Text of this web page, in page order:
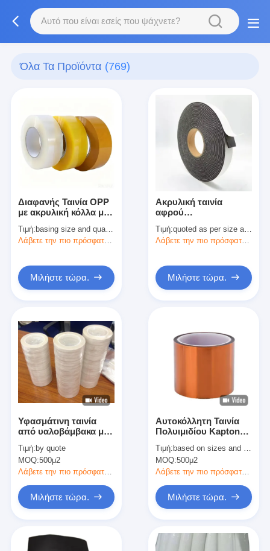
Όλα Τα Προϊόντα (769)
Διαφανής Ταινία OPP
με ακρυλική κόλλα με
0,04~0,07mm Πάχος
Τιμή: basing size and quantity
Λάβετε την πιο πρόσφατη τιμή
Μιλήστε τώρα.
Ακρυλική ταινία
αφρού
βάση διαλύτη
αυτοκινήτου (Μαύρο/
Τιμή:quoted as per size and quantity
Λάβετε την πιο πρόσφατη τιμή
Μιλήστε τώρα.
Υφασμάτινη ταινία
από υαλοβάμβακα με
επένδυση εύκολης
αποδέσμευσης
Τιμή: by quote
MOQ:500μ2
Λάβετε την πιο πρόσφατη τιμή
Μιλήστε τώρα.
Αυτοκόλλητη Ταινία
Πολυιμιδίου Kapton
Τιμή: based on sizes and quantity
MOQ:500μ2
Μιλήστε τώρα.